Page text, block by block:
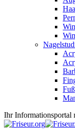
Ihr Informationsportal